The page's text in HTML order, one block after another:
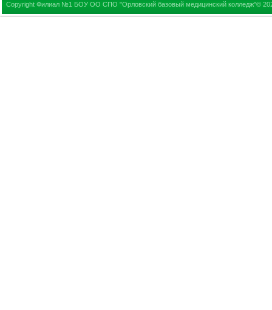
Copyright Филиал №1 БОУ ОО СПО "Орловский базовый медицинский колледж"©